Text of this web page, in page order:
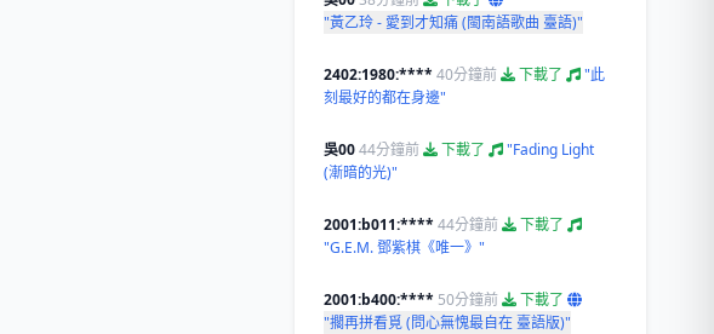
"黃乙玲 - 愛到才知痛 (閩南語歌曲 臺語)"
2402:1980:**** 40分鐘前 下載了
"此
刻最好的都在身邊"
吳0044分鐘前 下載了
"Fading Light
(漸暗的光)"
2001:b011:**** 44分鐘前
下載了
"G.E.M. 鄧紫棋《唯一》"
2001:b400:**** 50分鐘前
下載了
"擱再拼看覓 (問心無愧最自在 臺語版)"